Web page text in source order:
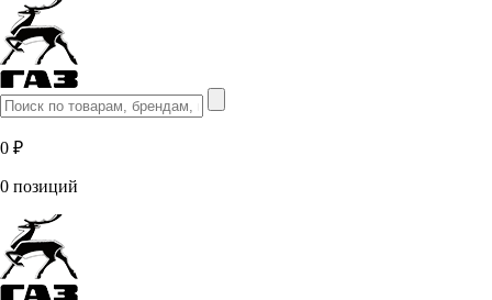
0 ₽
0 позиций